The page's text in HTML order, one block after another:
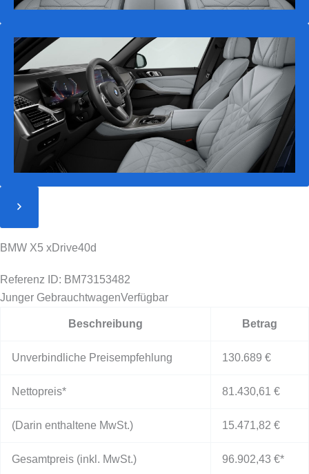
BMW X5 xDrive40d
Referenz ID: BM73153482
Junger GebrauchtwagenVerfügbar
Beschreibung Betrag
Unverbindliche Preisempfehlung 130.689 €
Nettopreis* 81.430,61 €
(Darin enthaltene MwSt.) 15.471,82 €
Gesamtpreis (inkl. MwSt.) 96.902,43 €*